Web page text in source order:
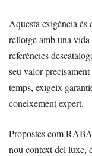
Aquesta exigència
rellotge amb una
referències
seu valor
temps, exigeix
coneixement expert.
Propostes com
nou context del luxe,